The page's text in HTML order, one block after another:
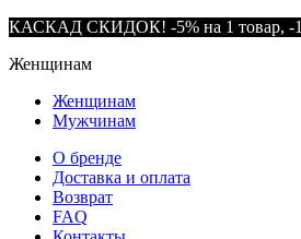
КАСКАД СКИДОК! -5% на 1 товар, -
Женщинам
Женщинам
Мужчинам
О бренде
Доставка и оплата
Возврат
FAQ